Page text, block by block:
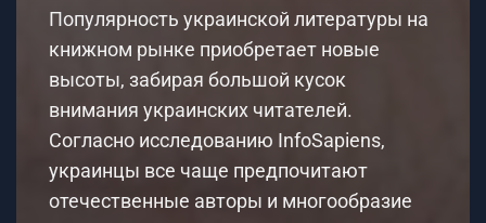
Популярность украинской литературы на
книжном рынке приобретает новые
высоты, забирая большой кусок
внимания украинских читателей.
Согласно исследованию InfoSapiens,
украинцы все чаще предпочитают
отечественные авторы и многообразие